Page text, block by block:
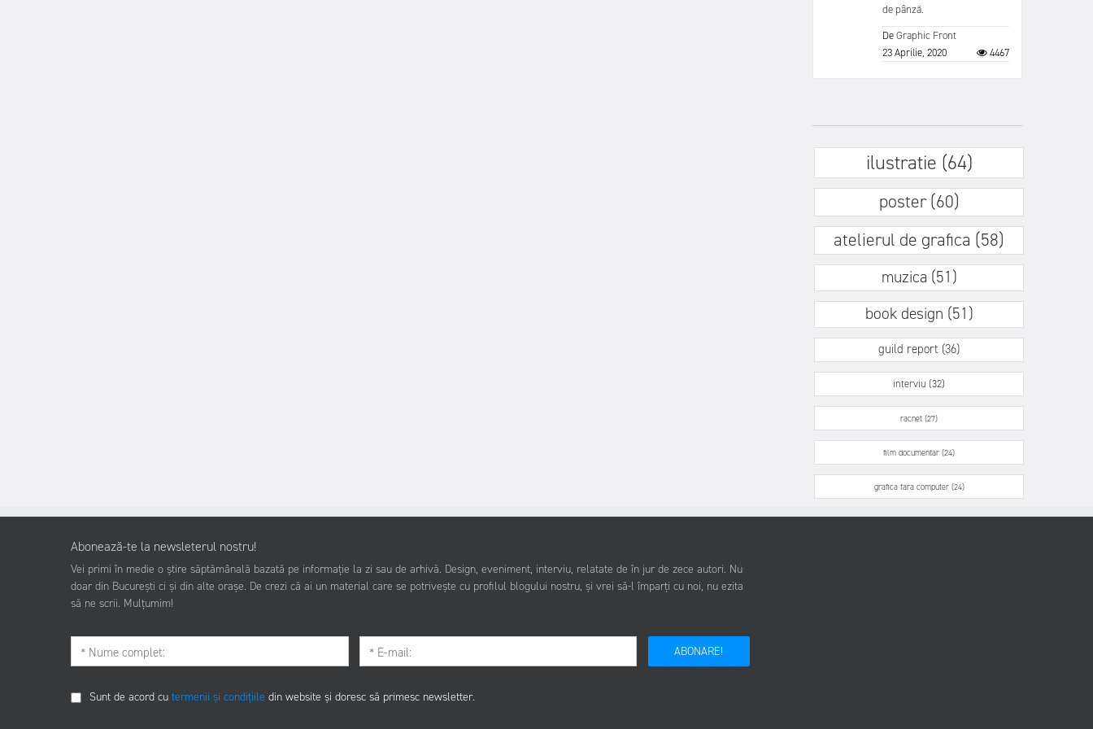
de pânză.
DeGraphic Front
23 Aprilie, 2020
4467
ilustratie (64)
poster (60)
atelierul de grafica (58)
muzica (51)
book design (51)
guild report (36)
interviu (32)
racnet (27)
film documentar (24)
grafica fara computer (24)
Abonează-te la newsleterul nostru!
Vei primi în medie o știre săptămânală bazată pe informație la zi sau de arhivă. Design, eveniment, interviu, relatate de în jur de zece autori. Nu
doar din București ci și din alte orașe. De crezi că ai un material care se potrivește cu profilul blogului nostru, și vrei să-l împarți cu noi, nu ezita
să ne scrii. Mulțumim!
ABONARE!
Sunt de acord cu termenii și condițiile din website și doresc să primesc newsletter.